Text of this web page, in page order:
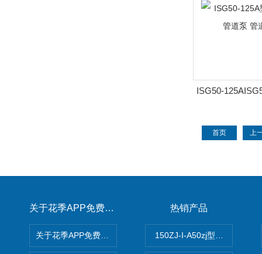
ISG50-
首页 上
关于花季APP免费下载 热销产品
150ZJ-I-A50zj型花季传媒